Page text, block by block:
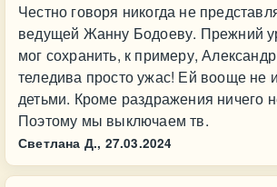
Честно говоря никогда не
ведущей Жанну Бодоеву. Прежний
мог сохранить, к примеру,
теледива просто ужас! Ей вооще не
детьми. Кроме раздражения ничего
Поэтому мы выключаем тв.
Светлана Д., 27.03.2024